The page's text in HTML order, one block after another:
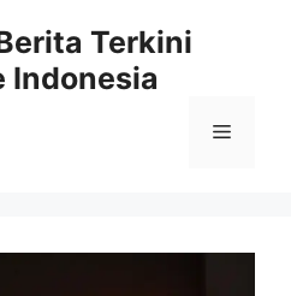
Terkini
Indonesia
Menu